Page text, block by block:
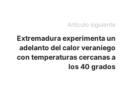
Artículo siguiente
Extremadura experimenta un
adelanto del calor veraniego
con temperaturas cercanas a
los 40 grados